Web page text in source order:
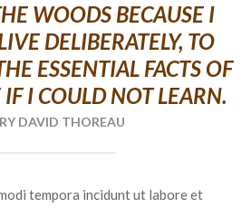
WOODS BECAUSE I
DELIBERATELY, TO
ESSENTIAL FACTS OF
IF I COULD NOT LEARN.
DAVID THOREAU
tempora incidunt ut labore et